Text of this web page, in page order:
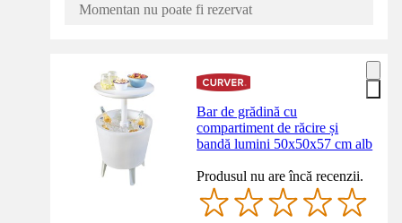
Momentan nu poate fi rezervat
Bar de grădină cu
compartiment de răcire și
bandă lumini 50x50x57 cm alb
Produsul nu are încă recenzii.